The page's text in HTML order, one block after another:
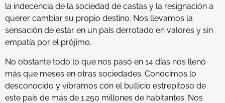
la indecencia de la sociedad de castas y la resignación a
querer cambiar su propio destino. Nos llevamos la
sensación de estar en un país derrotado en valores y sin
empatía por el prójimo.
No obstante todo lo que nos pasó en 14 días nos llenó
más que meses en otras sociedades. Conocimos lo
desconocido y vibramos con el bullicio estrepitoso de
este país de más de 1.250 millones de habitantes. Nos